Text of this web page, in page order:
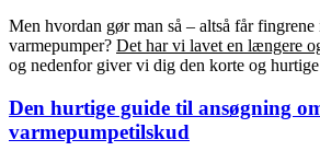
Men hvordan gør man så – altså får
varmepumper? Det har vi lavet en længere
og nedenfor giver vi dig den korte og
Den hurtige guide til ansøgning
varmepumpetilskud